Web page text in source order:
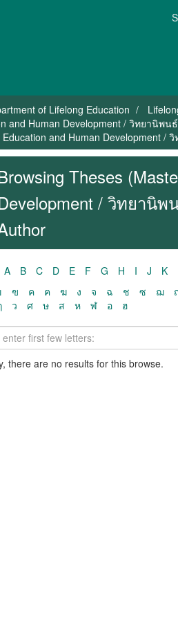
of Lifelong Education
and Human Development / วิทยานิ
Education and Human
Theses
/ วิทยานิ
A B C D E F G H I J K
ฃ ค ฅ ฆ ง จ ฉ ช ซ ฌ
ว ศ ษ ส ห ฬ อ ฮ
there are no results for this browse.